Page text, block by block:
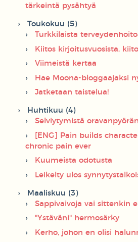
tärkeintä pysähtyä
Toukokuu (5)
Turkkilaista
Kiitos kirjoitusvuosista,
Viimeistä kertaa
Hae Moona-bloggaajaksi
Jatketaan taistelua!
Huhtikuu (4)
Selviytymistä
[ENG] Pain builds
chronic pain ever
Kuumeista odotusta
Leikelty ulos
Maaliskuu (3)
Sappivaivoja vai sittenkin
"Ystäväni" hermosärky
Kerho, johon en olisi